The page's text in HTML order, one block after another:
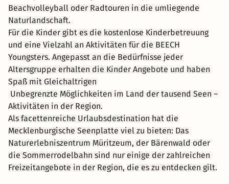
Beachvolleyball oder Radtouren in die umliegende
Naturlandschaft.
Für die Kinder gibt es die kostenlose Kinderbetreuung
und eine Vielzahl an Aktivitäten für die BEECH
Youngsters. Angepasst an die Bedürfnisse jeder
Altersgruppe erhalten die Kinder Angebote und haben
Spaß mit Gleichaltrigen
Unbegrenzte Möglichkeiten im Land der tausend Seen –
Aktivitäten in der Region.
Als facettenreiche Urlaubsdestination hat die
Mecklenburgische Seenplatte viel zu bieten: Das
Naturerlebniszentrum Müritzeum, der Bärenwald oder
die Sommerrodelbahn sind nur einige der zahlreichen
Freizeitangebote in der Region, die es zu entdecken gilt.